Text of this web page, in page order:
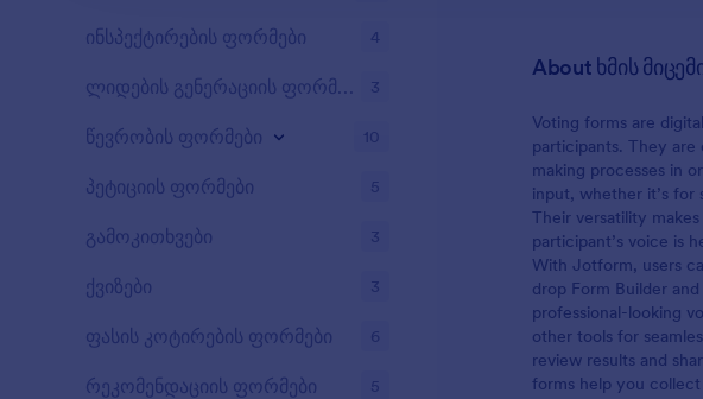
About ხმის
Voting forms are
participants. They are
making processes in
input, whether it’s for
Their versatility
participant’s voice is
With Jotform, users
drop Form Builder
professional-looking
other tools for
review results and
forms help you
ინსპექტირების ფორმები 4
ლიდების გენერაციის ფორმები 3
წევრობის ფორმები 10
პეტიციის ფორმები 5
გამოკითხვები 3
ქვიზები 3
ფასის კოტირების ფორმები 6
რეკომენდაციის ფორმები 5